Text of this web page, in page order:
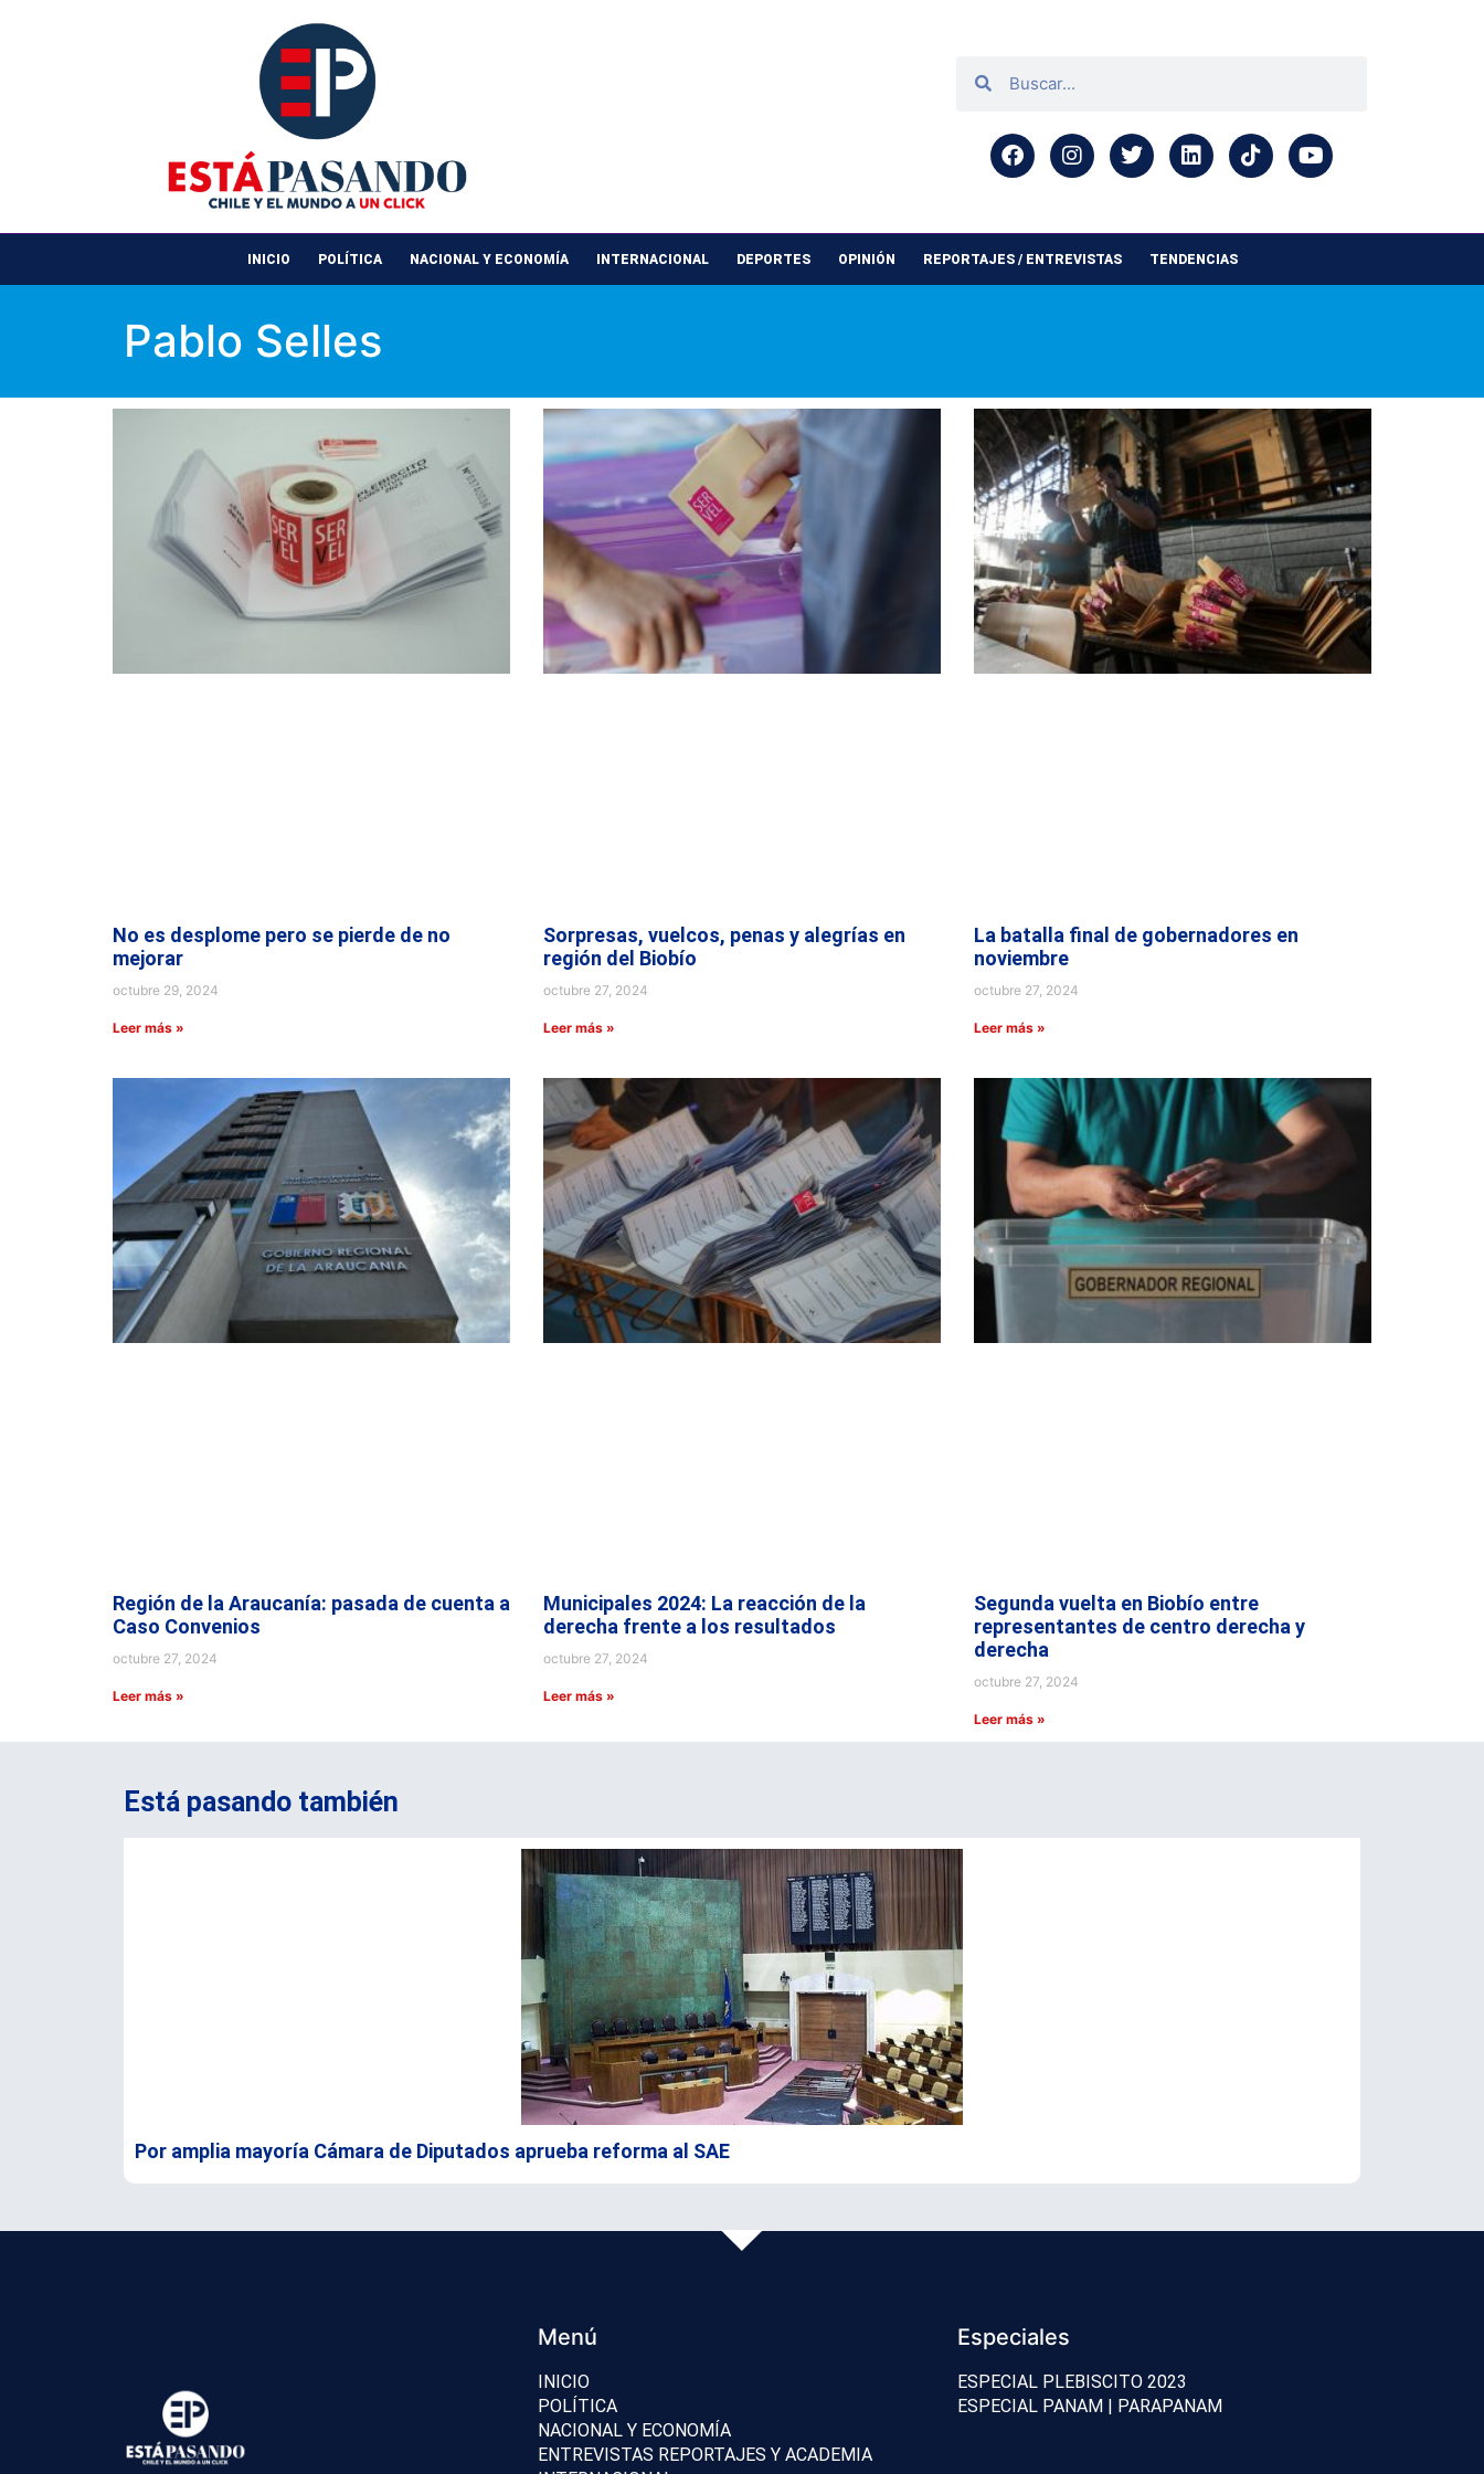
INICIO POLÍTICA NACIONAL Y ECONOMÍA INTERNACIONAL DEPORTES OPINIÓN REPORTAJES / ENTREVISTAS TENDENCIAS
Pablo Selles
No es desplome pero se pierde de no
mejorar
octubre 29, 2024
Leer más »
Sorpresas, vuelcos, penas y alegrías en
región del Biobío
octubre 27, 2024
Leer más »
La batalla final de gobernadores en
noviembre
octubre 27, 2024
Leer más »
Región de la Araucanía: pasada de cuenta a
Caso Convenios
octubre 27, 2024
Leer más »
Municipales 2024: La reacción de la
derecha frente a los resultados
octubre 27, 2024
Leer más »
Segunda vuelta en Biobío entre
representantes de centro derecha y
derecha
octubre 27, 2024
Leer más »
Está pasando también
Por amplia mayoría Cámara de Diputados aprueba reforma al SAE
Menú
INICIO
POLÍTICA
NACIONAL Y ECONOMÍA
ENTREVISTAS REPORTAJES Y ACADEMIA
Especiales
ESPECIAL PLEBISCITO 2023
ESPECIAL PANAM | PARAPANAM